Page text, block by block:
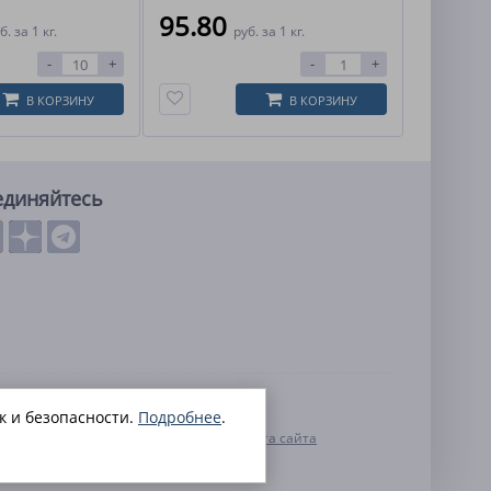
за 1 кг.
- +
В КОРЗИНУ
95.80 руб. за 1 кг.
- +
В КОРЗИНУ
данных
Карта сайта
и безопасности. Подробнее.